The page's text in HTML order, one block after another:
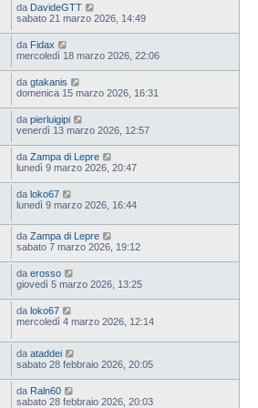
da DavideGTT
sabato 21 marzo 2026, 14:49
da Fidax
mercoledì 18 marzo 2026, 22:06
da gtakanis
domenica 15 marzo 2026, 16:31
da pierluigipi
venerdì 13 marzo 2026, 12:57
da Zampa di Lepre
lunedì 9 marzo 2026, 20:47
da loko67
lunedì 9 marzo 2026, 16:44
da Zampa di Lepre
sabato 7 marzo 2026, 19:12
da erosso
giovedì 5 marzo 2026, 13:25
da loko67
mercoledì 4 marzo 2026, 12:14
da ataddei
sabato 28 febbraio 2026, 20:05
da Raln60
sabato 28 febbraio 2026, 20:03